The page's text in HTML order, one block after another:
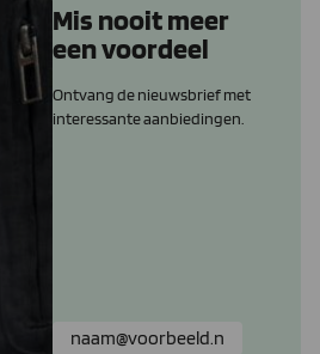
Mis nooit meer
een voordeel
Ontvang de nieuwsbrief met
interessante aanbiedingen.